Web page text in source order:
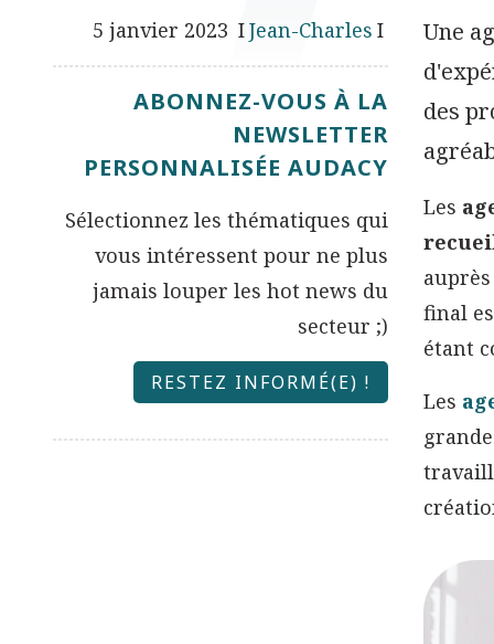
5 janvier 2023 Jean-Charles
ABONNEZ-VOUS À LA
NEWSLETTER
PERSONNALISÉE AUDACY
Sélectionnez les thématiques qui
vous intéressent pour ne plus
jamais louper les hot news du
secteur ;)
RESTEZ INFORMÉ(E) !
Une
des
Les
final
étant
Les